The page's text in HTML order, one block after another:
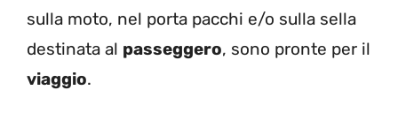
sulla moto, nel porta pacchi e/o sulla sella
destinata al passeggero, sono pronte per il
viaggio.